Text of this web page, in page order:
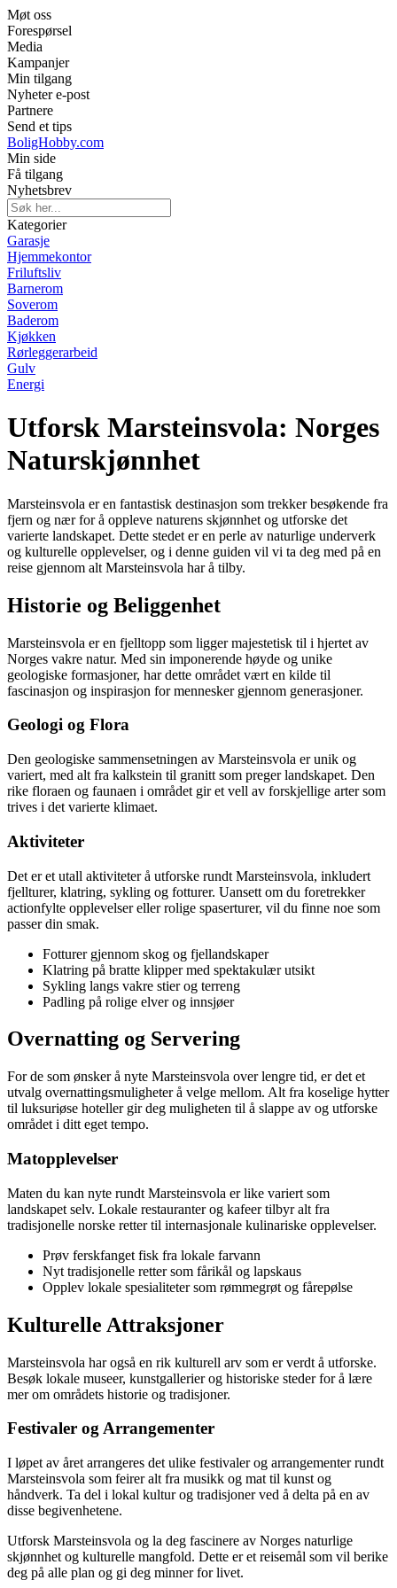
Møt oss
Forespørsel
Media
Kampanjer
Min tilgang
Nyheter e-post
Partnere
Send et tips
BoligHobby.com
Min side
Få tilgang
Nyhetsbrev
Kategorier
Garasje
Hjemmekontor
Friluftsliv
Barnerom
Soverom
Baderom
Kjøkken
Rørleggerarbeid
Gulv
Energi
Utforsk Marsteinsvola: Norges
Naturskjønnhet
Marsteinsvola er en fantastisk destinasjon som trekker besøkende fra
fjern og nær for å oppleve naturens skjønnhet og utforske det
varierte landskapet. Dette stedet er en perle av naturlige underverk
og kulturelle opplevelser, og i denne guiden vil vi ta deg med på en
reise gjennom alt Marsteinsvola har å tilby.
Historie og Beliggenhet
Marsteinsvola er en fjelltopp som ligger majestetisk til i hjertet av
Norges vakre natur. Med sin imponerende høyde og unike
geologiske formasjoner, har dette området vært en kilde til
fascinasjon og inspirasjon for mennesker gjennom generasjoner.
Geologi og Flora
Den geologiske sammensetningen av Marsteinsvola er unik og
variert, med alt fra kalkstein til granitt som preger landskapet. Den
rike floraen og faunaen i området gir et vell av forskjellige arter som
trives i det varierte klimaet.
Aktiviteter
Det er et utall aktiviteter å utforske rundt Marsteinsvola, inkludert
fjellturer, klatring, sykling og fotturer. Uansett om du foretrekker
actionfylte opplevelser eller rolige spaserturer, vil du finne noe som
passer din smak.
Fotturer gjennom skog og fjellandskaper
Klatring på bratte klipper med spektakulær utsikt
Sykling langs vakre stier og terreng
Padling på rolige elver og innsjøer
Overnatting og Servering
For de som ønsker å nyte Marsteinsvola over lengre tid, er det et
utvalg overnattingsmuligheter å velge mellom. Alt fra koselige hytter
til luksuriøse hoteller gir deg muligheten til å slappe av og utforske
området i ditt eget tempo.
Matopplevelser
Maten du kan nyte rundt Marsteinsvola er like variert som
landskapet selv. Lokale restauranter og kafeer tilbyr alt fra
tradisjonelle norske retter til internasjonale kulinariske opplevelser.
Prøv ferskfanget fisk fra lokale farvann
Nyt tradisjonelle retter som fårikål og lapskaus
Opplev lokale spesialiteter som rømmegrøt og fårepølse
Kulturelle Attraksjoner
Marsteinsvola har også en rik kulturell arv som er verdt å utforske.
Besøk lokale museer, kunstgallerier og historiske steder for å lære
mer om områdets historie og tradisjoner.
Festivaler og Arrangementer
I løpet av året arrangeres det ulike festivaler og arrangementer rundt
Marsteinsvola som feirer alt fra musikk og mat til kunst og
håndverk. Ta del i lokal kultur og tradisjoner ved å delta på en av
disse begivenhetene.
Utforsk Marsteinsvola og la deg fascinere av Norges naturlige
skjønnhet og kulturelle mangfold. Dette er et reisemål som vil berike
deg på alle plan og gi deg minner for livet.